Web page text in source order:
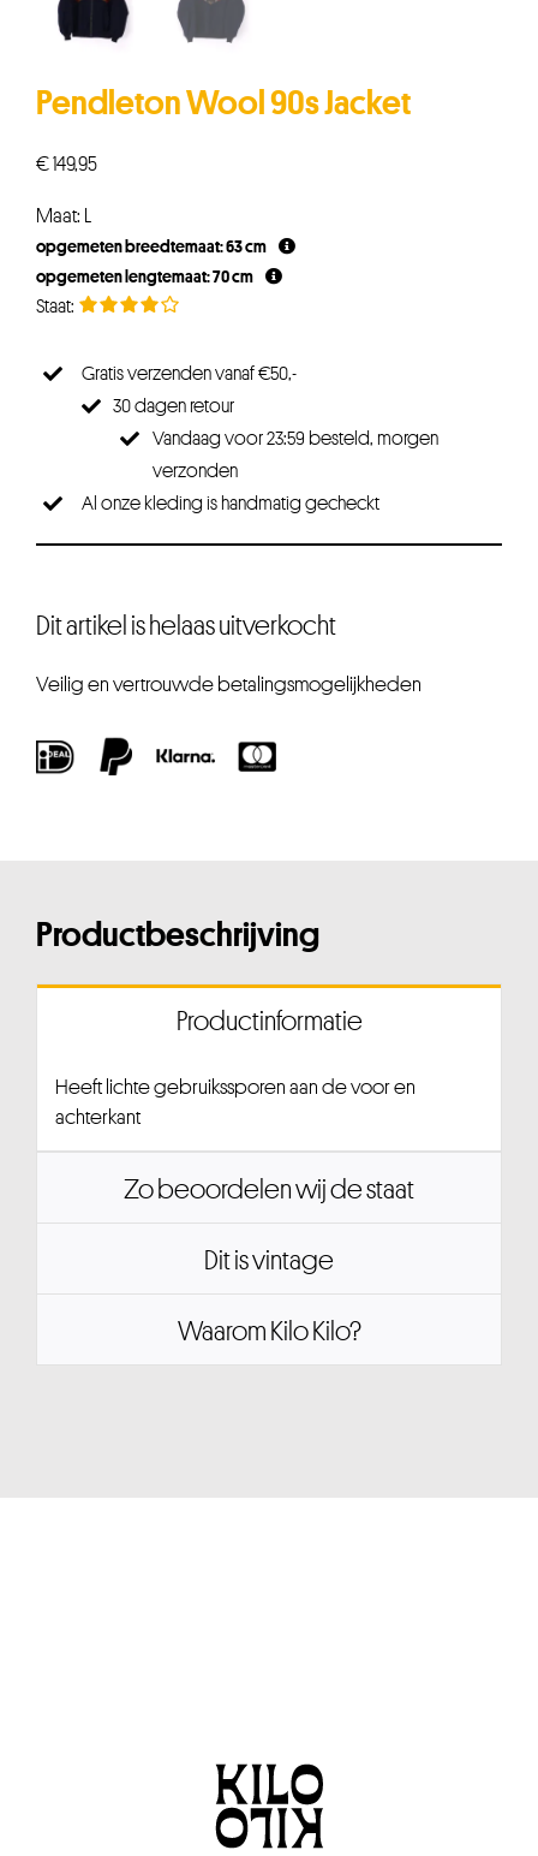
Pendleton Wool 90s Jacket
€149,95
Maat: L
opgemeten breedtemaat: 63 cm
opgemeten lengtemaat: 70 cm
Gratis verzenden vanaf €50,-
30 dagen retour
Vandaag voor 23:59 besteld, morgen
verzonden
Al onze kleding is handmatig gecheckt
Dit artikel is helaas uitverkocht
Veilig en vertrouwde betalingsmogelijkheden
Productbeschrijving
Productinformatie
Heeft lichte gebruikssporen aan de voor en
achterkant
Zo beoordelen wij de staat
Dit is vintage
Waarom Kilo Kilo?